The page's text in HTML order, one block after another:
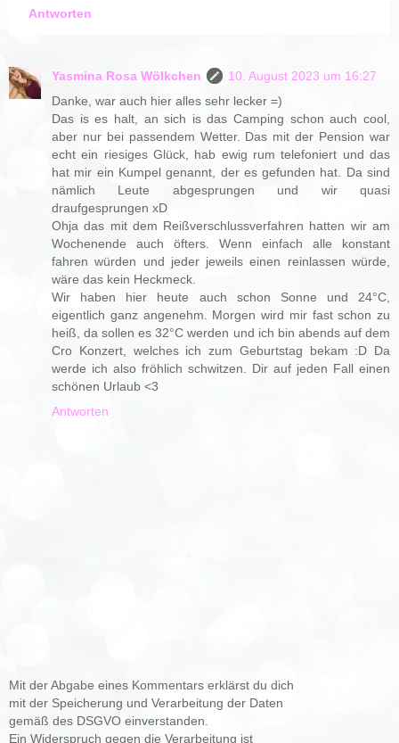
Antworten
Yasmina Rosa Wölkchen
10. August 2023 um 16:27
Danke, war auch hier alles sehr lecker =)
Das is es halt, an sich is das Camping schon auch cool,
aber nur bei passendem Wetter. Das mit der Pension war
echt ein riesiges Glück, hab ewig rum telefoniert und das
hat mir ein Kumpel genannt, der es gefunden hat. Da sind
nämlich Leute abgesprungen und wir quasi
draufgesprungen xD
Ohja das mit dem Reißverschlussverfahren hatten wir am
Wochenende auch öfters. Wenn einfach alle konstant
fahren würden und jeder jeweils einen reinlassen würde,
wäre das kein Heckmeck.
Wir haben hier heute auch schon Sonne und 24°C,
eigentlich ganz angenehm. Morgen wird mir fast schon zu
heiß, da sollen es 32°C werden und ich bin abends auf dem
Cro Konzert, welches ich zum Geburtstag bekam :D Da
werde ich also fröhlich schwitzen. Dir auf jeden Fall einen
schönen Urlaub <3
Antworten
Mit der Abgabe eines Kommentars erklärst du dich
mit der Speicherung und Verarbeitung der Daten
gemäß des DSGVO einverstanden.
Ein Widerspruch gegen die Verarbeitung ist